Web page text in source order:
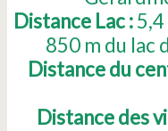
Distance Lac : 5,4
850 m du lac
Distance du
Distance des